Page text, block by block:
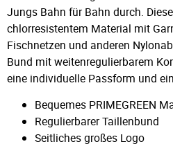
Jungs Bahn für Bahn durch.
chlorresistentem Material mit
Fischnetzen und anderen
Bund mit weitenregulierbarem
eine individuelle Passform und
Bequemes PRIMEGREEN
Regulierbarer Taillenbund
Seitliches großes Logo